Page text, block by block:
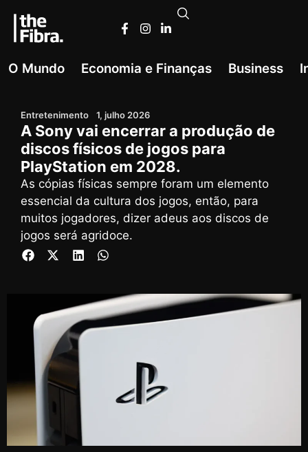
O Mundo Economia e Finanças Business
Entretenimento 1, julho 2026
A Sony vai encerrar a produção de
discos físicos de jogos para
PlayStation em 2028.
As cópias físicas sempre foram um elemento
essencial da cultura dos jogos, então, para
muitos jogadores, dizer adeus aos discos de
jogos será agridoce.